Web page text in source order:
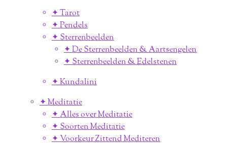
✦ Tarot
✦ Pendels
✦ Sterrenbeelden
✦ De Sterrenbeelden & Aartsengelen
✦ Sterrenbeelden & Edelstenen
✦ Kundalini
✦ Meditatie
✦ Alles over Meditatie
✦ Soorten Meditatie
✦ Voorkeur Zittend Mediteren